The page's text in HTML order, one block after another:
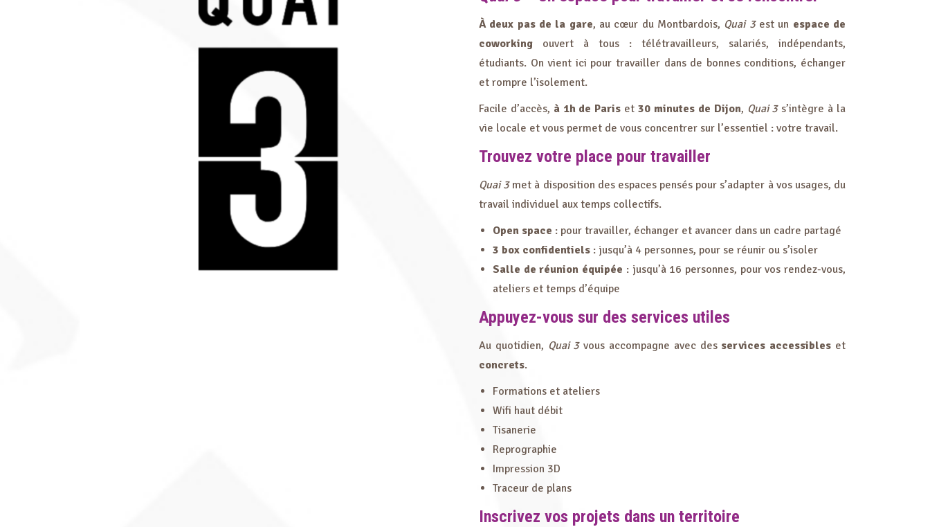
À deux pas de la gare, au cœur du Montbardois, Quai 3est un espace de
coworking ouvert à tous : télétravailleurs, salariés, indépendants,
étudiants. On vient ici pour travailler dans de bonnes conditions, échanger
et rompre l’isolement.
Facile d’accès, à 1h de Paris et 30 minutes de Dijon, Quai 3s’intègre à la
vie locale et vous permet de vous concentrer sur l’essentiel : votre travail.
Trouvez votre place pour travailler
Quai 3met à disposition des espaces pensés pour s’adapter à vos usages, du
travail individuel aux temps collectifs.
Open space : pour travailler, échanger et avancer dans un cadre partagé
3 box confidentiels : jusqu’à 4 personnes, pour se réunir ou s’isoler
Salle de réunion équipée : jusqu’à 16 personnes, pour vos rendez-vous,
ateliers et temps d’équipe
Appuyez-vous sur des services utiles
Au quotidien, Quai 3vous accompagne avec desservices accessibles et
concrets.
Formations et ateliers
Wifi haut débit
Tisanerie
Reprographie
Impression 3D
Traceur de plans
Inscrivez vos projets dans un territoire